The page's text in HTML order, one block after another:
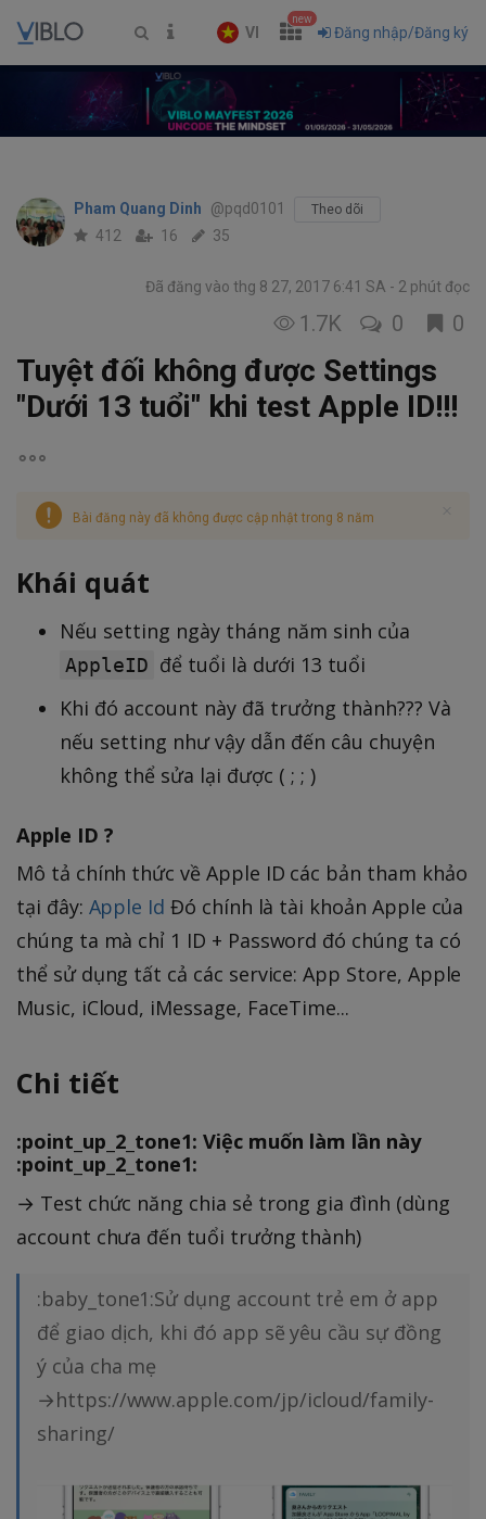
VI
new
Đăng nhập/Đăng ký
Pham Quang Dinh @pqd0101 Theo dõi
412 16 35
Đã đăng vào thg 8 27, 2017 6:41 SA 2 phút đọc
1.7K 0 0
Tuyệt đối không được Settings
"Dưới 13 tuổi" khi test Apple ID!!!
Bài đăng này đã không được cập nhật trong 8 năm
Khái quát
Nếu setting ngày tháng năm sinh của
AppleID để tuổi là dưới 13 tuổi
Khi đó account này đã trưởng thành??? Và
nếu setting như vậy dẫn đến câu chuyện
không thể sửa lại được ( ; ; )
Apple ID ?
Mô tả chính thức về Apple ID các bản tham khảo
tại đây: Apple Id Đó chính là tài khoản Apple của
chúng ta mà chỉ 1 ID + Password đó chúng ta có
thể sử dụng tất cả các service: App Store, Apple
Music, iCloud, iMessage, FaceTime...
Chi tiết
:point_up_2_tone1: Việc muốn làm lần này
:point_up_2_tone1:
→ Test chức năng chia sẻ trong gia đình (dùng
account chưa đến tuổi trưởng thành)
:baby_tone1:Sử dụng account trẻ em ở app
để giao dịch, khi đó app sẽ yêu cầu sự đồng
ý của cha mẹ
→https://www.apple.com/jp/icloud/family-
sharing/